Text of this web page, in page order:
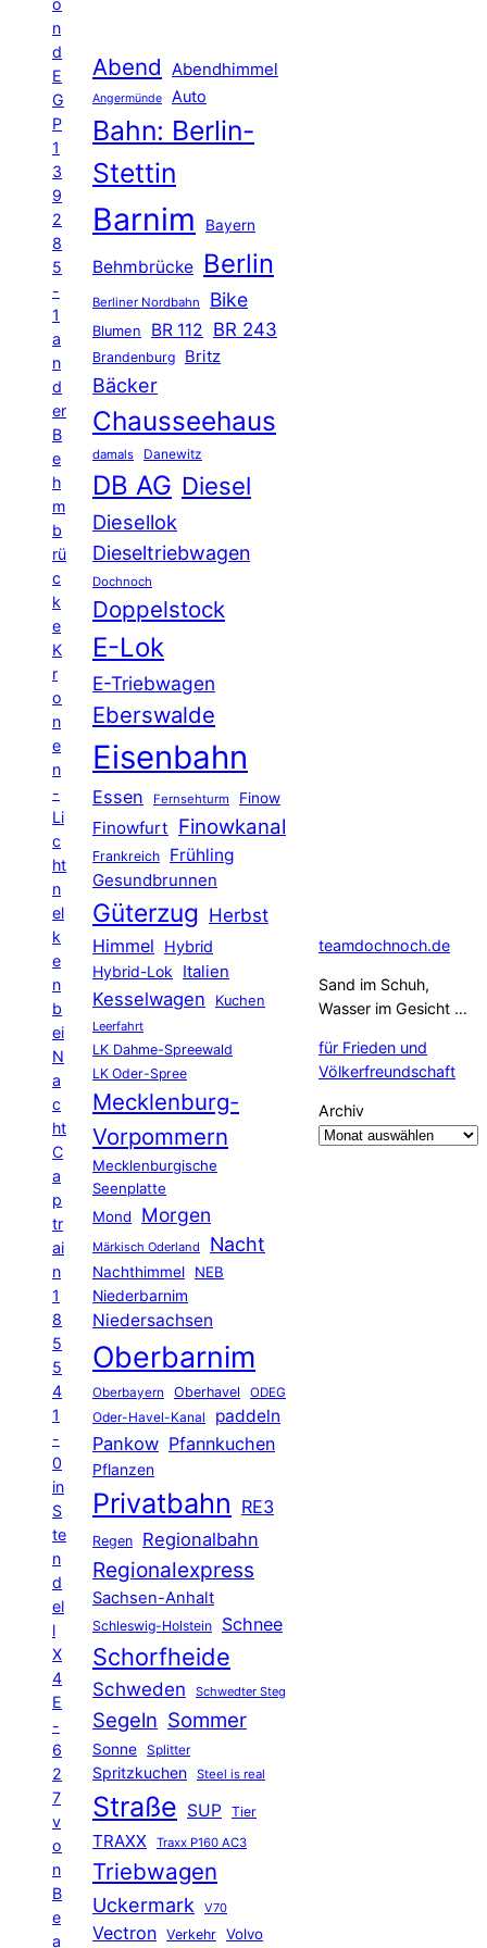
n
d
E
G
P
1
3
9
2
8
5
-
1
a
n
d
er
B
e
h
m
b
rü
c
k
e
K
r
o
n
e
n
-
Li
c
ht
n
el
k
e
n
b
ei
N
a
c
ht
C
a
p
tr
ai
n
1
8
5
5
4
1
-
0
in
S
te
n
d
el
l
X
4
E
-
6
2
7
v
o
n
B
e
a
Abend Abendhimmel
Angermünde Auto
Bahn: Berlin-
Stettin
Barnim Bayern
Behmbrücke Berlin
Berliner Nordbahn Bike
Blumen BR 112 BR 243
Brandenburg Britz
Bäcker
Chausseehaus
damals Danewitz
DB AG Diesel
Diesellok
Dieseltriebwagen
Dochnoch
Doppelstock
E-Lok
E-Triebwagen
Eberswalde
Eisenbahn
Essen Fernsehturm Finow
Finowfurt Finowkanal
Frankreich Frühling
Gesundbrunnen
Güterzug Herbst
Himmel
Hybrid
Hybrid-Lok Italien
Kesselwagen Kuchen
Leerfahrt
LK Dahme-Spreewald
LK Oder-Spree
Mecklenburg-
Vorpommern
Mecklenburgische
Seenplatte
Mond
Morgen
Märkisch Oderland Nacht
Nachthimmel
NEB
Niederbarnim
Niedersachsen
Oberbarnim
Oberbayern Oberhavel ODEG
Oder-Havel-Kanal paddeln
Pankow Pfannkuchen
Pflanzen
Privatbahn RE3
Regen Regionalbahn
Regionalexpress
Sachsen-Anhalt
Schleswig-Holstein Schnee
Schorfheide
Schweden Schwedter Steg
Segeln Sommer
Sonne Splitter
Spritzkuchen Steel is real
Straße SUP Tier
TRAXX Traxx P160 AC3
Triebwagen
Uckermark V70
Vectron Verkehr Volvo
teamdochnoch.de
Sand im Schuh,
Wasser im Gesicht …
für Frieden und
Völkerfreundschaft
Archiv